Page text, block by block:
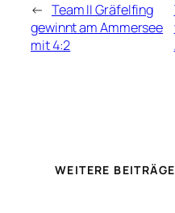
← Team II Gräfelfing
gewinnt am Ammersee
mit 4:2
WEITERE BEITRÄGE